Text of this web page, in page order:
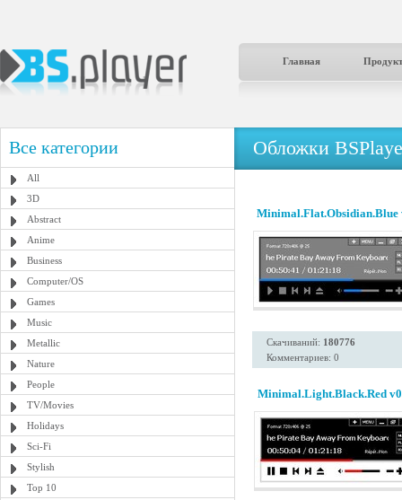
Главная
Все категории
All
3D
Abstract
Anime
Business
Computer/OS
Games
Music
Metallic
Nature
People
TV/Movies
Holidays
Sci-Fi
Stylish
Top 10
Обложки
Minimal.Flat.Obsidian.Blue
Скачиваний: 180776
Комментариев: 0
Minimal.Light.Black.Red